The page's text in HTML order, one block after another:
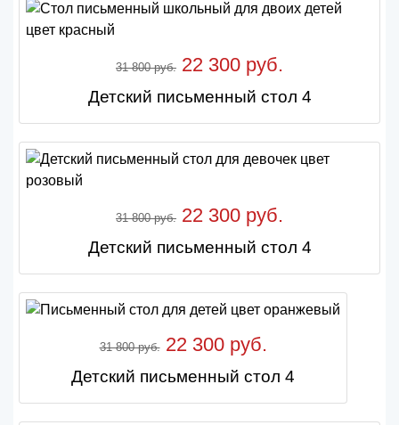
31 800 руб. 22 300 руб.
Детский письменный стол 4
31 800 руб. 22 300 руб.
Детский письменный стол 4
31 800 руб.22 300 руб.
Детский письменный стол 4